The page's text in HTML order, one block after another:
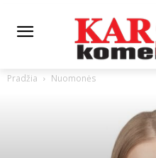
Pradžia Nuomonės